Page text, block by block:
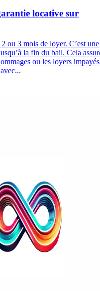
locative sur
ou 3 mois de loyer. C’est une
la fin du bail. Cela
ou les loyers